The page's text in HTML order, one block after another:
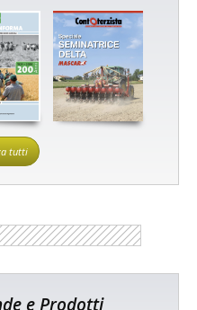
tutti
e Prodotti